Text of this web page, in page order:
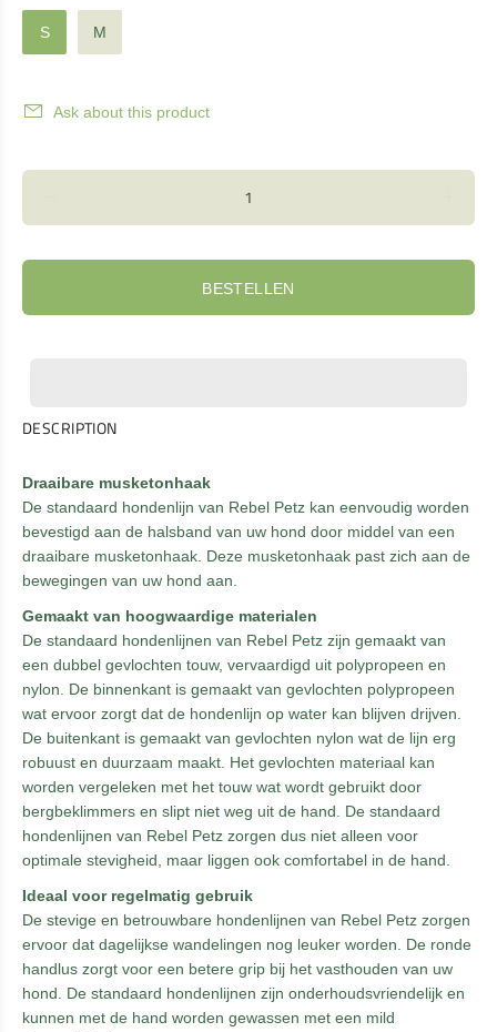
S M
Ask about this product
BESTELLEN
DESCRIPTION
Draaibare musketonhaak
De standaard hondenlijn van Rebel Petz kan eenvoudig worden
bevestigd aan de halsband van uw hond door middel van een
draaibare musketonhaak. Deze musketonhaak past zich aan de
bewegingen van uw hond aan.
Gemaakt van hoogwaardige materialen
De standaard hondenlijnen van Rebel Petz zijn gemaakt van
een dubbel gevlochten touw, vervaardigd uit polypropeen en
nylon. De binnenkant is gemaakt van gevlochten polypropeen
wat ervoor zorgt dat de hondenlijn op water kan blijven drijven.
De buitenkant is gemaakt van gevlochten nylon wat de lijn erg
robuust en duurzaam maakt. Het gevlochten materiaal kan
worden vergeleken met het touw wat wordt gebruikt door
bergbeklimmers en slipt niet weg uit de hand. De standaard
hondenlijnen van Rebel Petz zorgen dus niet alleen voor
optimale stevigheid, maar liggen ook comfortabel in de hand.
Ideaal voor regelmatig gebruik
De stevige en betrouwbare hondenlijnen van Rebel Petz zorgen
ervoor dat dagelijkse wandelingen nog leuker worden. De ronde
handlus zorgt voor een betere grip bij het vasthouden van uw
hond. De standaard hondenlijnen zijn onderhoudsvriendelijk en
kunnen met de hand worden gewassen met een mild